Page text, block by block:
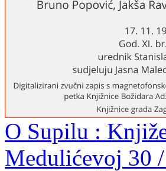
O Supilu :
Medulićevoj 30